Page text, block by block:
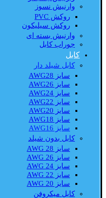
وارنیش نسوز
روکش PVC
روکش سیلیکون
وارنیش بسته ای
جوراب کابل
کابل
کابل شیلد دار
سایز AWG28
سایز AWG26
سایز AWG24
سایز AWG22
سایز AWG20
سایز AWG18
سایز AWG16
کابل بدون شیلد
سایز AWG 28
سایز AWG 26
سایز AWG 24
سایز AWG 22
سایز AWG 20
کابل میکروفن